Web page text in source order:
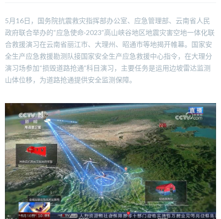
5月16日，国务院抗震救灾指挥部办公室、应急管理部、云南省人民
政府联合举办的“应急使命·2023”高山峡谷地区地震灾害空地一体化联
合救援演习在云南省丽江市、大理州、昭通市等地揭开帷幕。国家安
全生产应急救援勘测队接国家安全生产应急救援中心指令，在大理分
演习场参加“损毁道路抢通”科目演习，主要任务是运用边坡雷达监测
山体位移，为道路抢通提供安全监测保障。